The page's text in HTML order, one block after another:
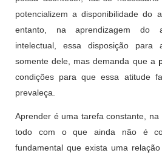
potencializem a disponibilidade do
entanto, na aprendizagem do
intelectual, essa disposição para
somente dele, mas demanda que a
condições para que essa atitude
prevaleça.
Aprender é uma tarefa constante,
todo com o que ainda não é
fundamental que exista uma